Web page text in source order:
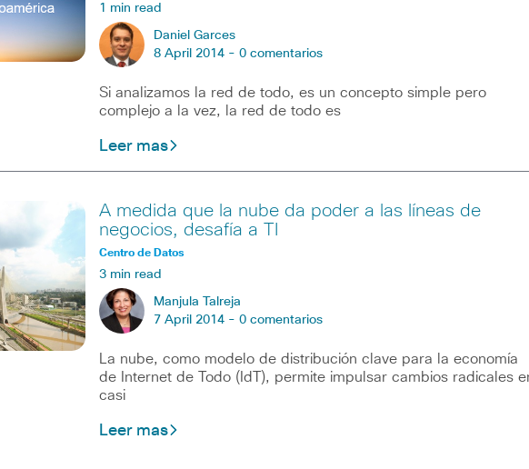
1 min read
Daniel Garces
8 April 2014 - 0 comentarios
Si analizamos la red de todo, es un concepto simple pero
complejo a la vez, la red de todo es
Leer mas
A medida que la nube da poder a las líneas de
negocios, desafía a TI
Centro de Datos
3 min read
Manjula Talreja
7 April 2014 - 0 comentarios
La nube, como modelo de distribución clave para la economía
de Internet de Todo (IdT), permite impulsar cambios radicales
casi
Leer mas